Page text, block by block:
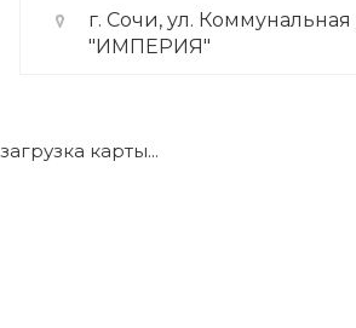
г. Сочи, ул. Коммунальная
"ИМПЕРИЯ"
загрузка карты...